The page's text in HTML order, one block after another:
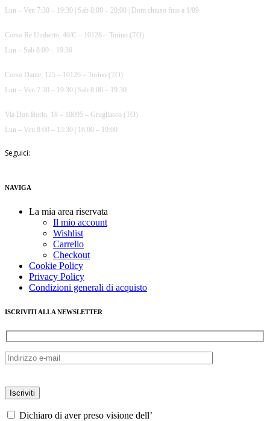
Lun – Ven 7:30 – 19:30 | Sab 8:00 – 20:00 | Dom chiuso fino a 1/09
Corso Re Umberto, 46/C – 10128 – Torino (TO)
Lun – Sab 8:00 – 19:30
Corso Dante, 125 – 10126 – Torino (TO)
Lun – Ven 7:30 – 19:30 | Sab 8:00 – 19:30
Via Don Borio, 18 – 10095 – Grugliasco (TO)
Lun – Ven 8:00 – 13:30 | 16:00 – 19:00
Seguici:
NAVIGA
La mia area riservata
Il mio account
Wishlist
Carrello
Checkout
Cookie Policy
Privacy Policy
Condizioni generali di acquisto
ISCRIVITI ALLA NEWSLETTER
Dichiaro di aver preso visione dell’